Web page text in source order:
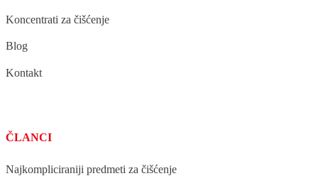
Koncentrati za čišćenje
Blog
Kontakt
ČLANCI
Najkompliciraniji predmeti za čišćenje